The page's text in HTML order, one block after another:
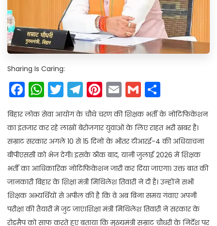
Sharing Is Caring:
Facebook
WhatsApp
Twitter
Telegram
Pinterest
EmailGmail
बिहार लोक सेवा आयोग के चौथे चरण की शिक्षक भर्ती के नोटिफिकेशन
का इंतजार कर रहे लाखों बेरोजगार युवाओं के लिए राहत भरी खबर है।
सम्राट सरकार अगले 10 से 15 दिनों के भीतर टीआरई-4 की अधियाचना
बीपीएससी को भेज देगी। इसके ठीक बाद, यानी जुलाई 2026 में शिक्षक
भर्ती का आधिकारिक नोटिफिकेशन जारी कर दिया जाएगा। उक्त बात की
जानकारी बिहार के शिक्षा मंत्री मिथिलेश तिवारी ने दी है। उन्होंने सभी
शिक्षक अभ्यर्थियों से अपील की है कि वे अब बिना समय गंवाए अपनी
परीक्षा की तैयारी में जुट जाएं।शिक्षा मंत्री मिथिलेश तिवारी ने सरकार के
रोडमैप को साफ करते हुए बताया कि मुख्यमंत्री सम्राट चौधरी के निर्देश पर